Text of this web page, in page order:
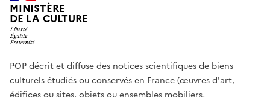
MINISTÈRE
DE LA CULTURE
POP décrit et diffuse des notices scientifiques de biens
culturels étudiés ou conservés en France (œuvres d'art,